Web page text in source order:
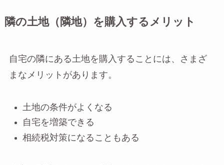
隣の土地（隣地）を購入するメリット
自宅の隣にある土地を購入することには、さまざ
まなメリットがあります。
土地の条件がよくなる
自宅を増築できる
相続税対策になることもある